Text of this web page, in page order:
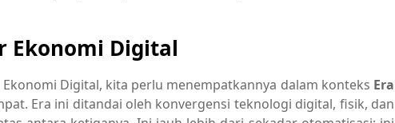
Ekonomi Digital
Digital, kita perlu menempatkannya dalam konteks Era
Era ini ditandai oleh konvergensi teknologi digital, fisik, dan